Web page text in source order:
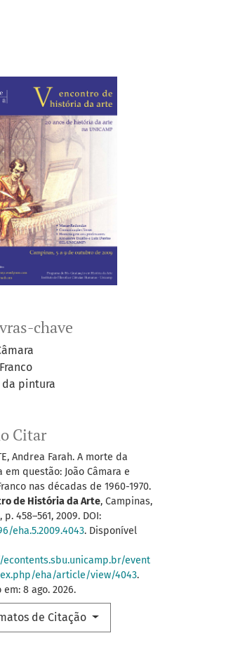
chave
da pintura
Citar
Andrea Farah. A morte da
em questão: João Câmara e
nas décadas de 1960-1970.
de História da Arte, Campinas,
p. 458–561, 2009. DOI:
eha.5.2009.4043. Disponível
event
eha/article/view/4043.
em: 8 ago. 2026.
de Citação